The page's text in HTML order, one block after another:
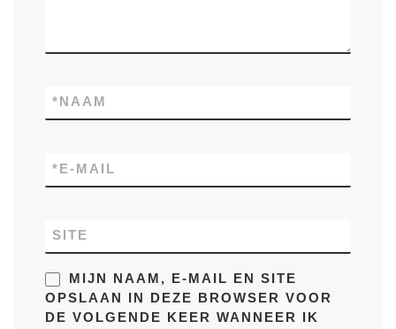
NAAM
*
E-MAIL
*
SITE
MIJN NAAM, E-MAIL EN SITE
OPSLAAN IN DEZE BROWSER VOOR
DE VOLGENDE KEER WANNEER IK